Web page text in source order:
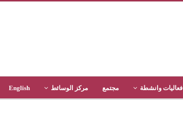
فعاليات وانشطة مجتمع مركز الوسائط English